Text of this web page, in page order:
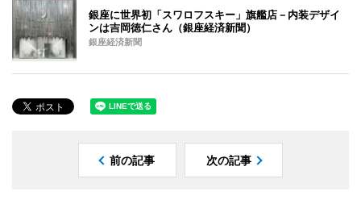
銀座に世界初「スワロフスキー」旗艦店－内装デザイ
ンは吉岡徳仁さん（銀座経済新聞）
銀座経済新聞
前の記事 次の記事